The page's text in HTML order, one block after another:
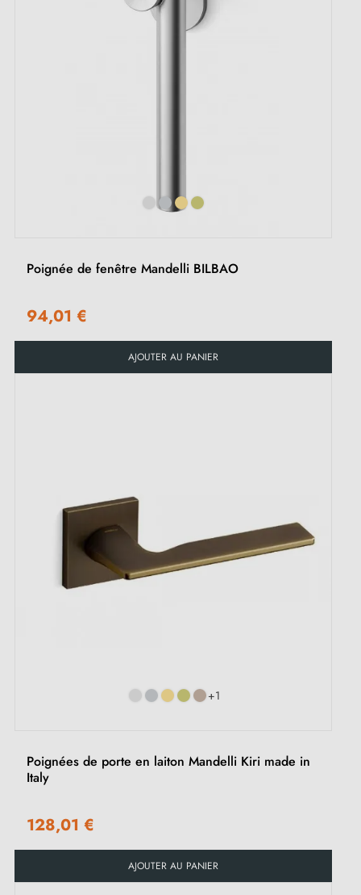
Poignée de fenêtre Mandelli BILBAO
94,01 €
AJOUTER AU PANIER
+1
Poignées de porte en laiton Mandelli Kiri made in
Italy
128,01 €
AJOUTER AU PANIER